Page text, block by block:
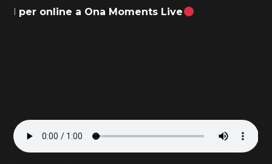
per online a Ona Moments Live